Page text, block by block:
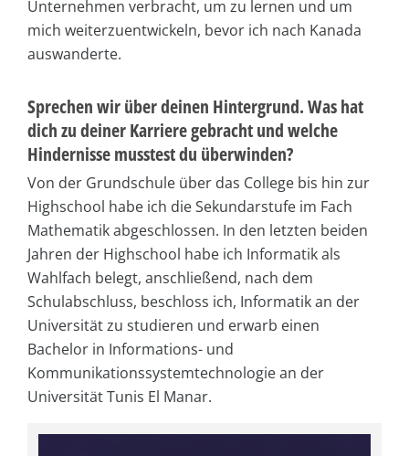
Unternehmen verbracht, um zu lernen und um
mich weiterzuentwickeln, bevor ich nach Kanada
auswanderte.
Sprechen wir über deinen Hintergrund. Was hat
dich zu deiner Karriere gebracht und welche
Hindernisse musstest du überwinden?
Von der Grundschule über das College bis hin zur
Highschool habe ich die Sekundarstufe im Fach
Mathematik abgeschlossen. In den letzten beiden
Jahren der Highschool habe ich Informatik als
Wahlfach belegt, anschließend, nach dem
Schulabschluss, beschloss ich, Informatik an der
Universität zu studieren und erwarb einen
Bachelor in Informations- und
Kommunikationssystemtechnologie an der
Universität Tunis El Manar.